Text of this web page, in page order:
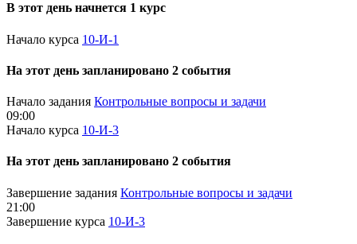
В этот день начнется 1 курс
Начало курса 10-И-1
На этот день запланировано 2 события
Начало задания Контрольные вопросы и задачи
09:00
Начало курса 10-И-3
На этот день запланировано 2 события
Завершение задания Контрольные вопросы и задачи
21:00
Завершение курса 10-И-3